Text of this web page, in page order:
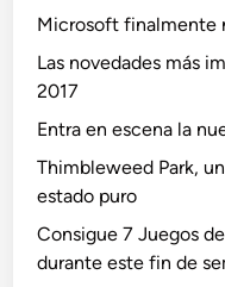
Microsoft finalmente
Las novedades más
2017
Entra en escena la
Thimbleweed Park,
estado puro
Consigue 7 Juegos
durante este fin de